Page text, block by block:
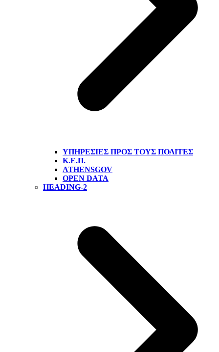
ΥΠΗΡΕΣΊΕΣ ΠΡΟΣ ΤΟΥΣ ΠΟΛΊΤΕΣ
Κ.Ε.Π.
ATHENSGOV
OPEN DATA
HEADING-2